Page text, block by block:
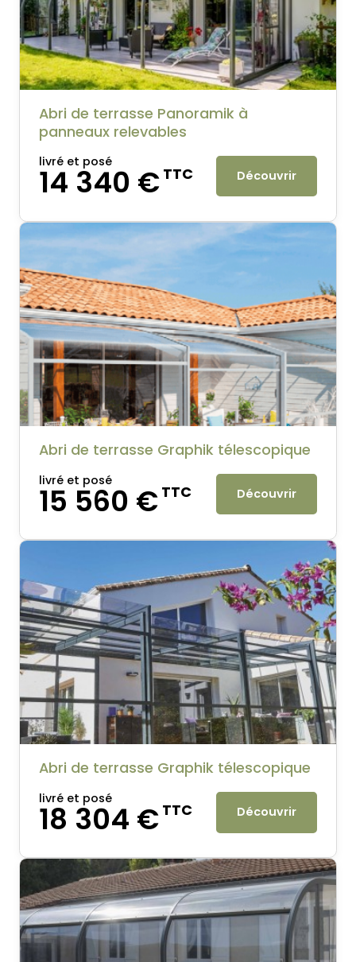
Abri de terrasse Panoramik à
panneaux relevables
livré et posé
14 340 €TTC Découvrir
Abri de terrasse Graphik télescopique
livré et posé
15 560 €TTC Découvrir
Abri de terrasse Graphik télescopique
livré et posé
18 304 €TTC Découvrir